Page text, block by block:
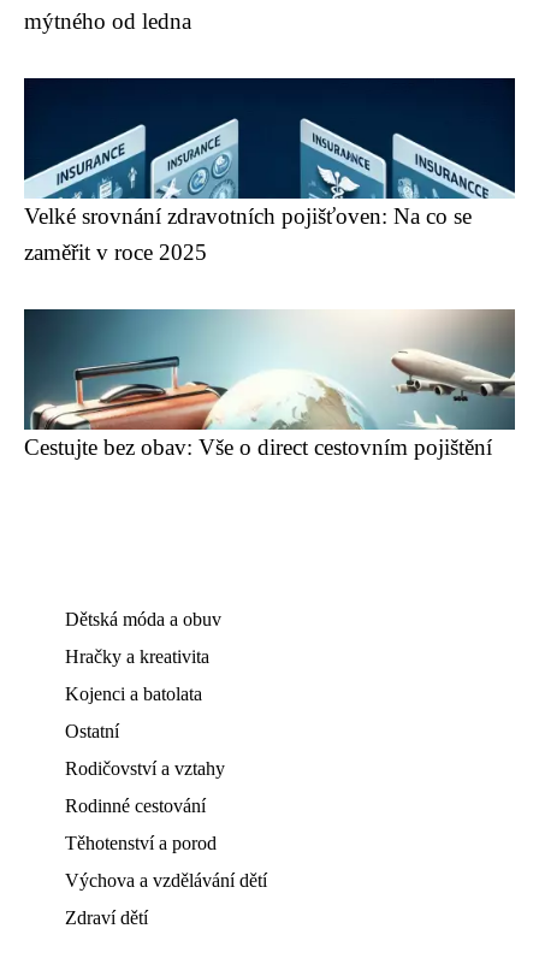
mýtného od ledna
Velké srovnání zdravotních pojišťoven: Na co se
zaměřit v roce 2025
Cestujte bez obav: Vše o direct cestovním pojištění
Dětská móda a obuv
Hračky a kreativita
Kojenci a batolata
Ostatní
Rodičovství a vztahy
Rodinné cestování
Těhotenství a porod
Výchova a vzdělávání dětí
Zdraví dětí